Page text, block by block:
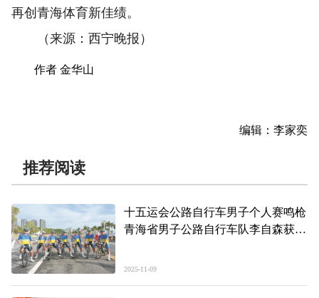
再创青海体育新佳绩。
（来源：西宁晚报）
作者 金华山
编辑：李家奕
推荐阅读
十五运会公路自行车男子个人赛鸣枪
青海省男子公路自行车队李自森获得
2025-11-09